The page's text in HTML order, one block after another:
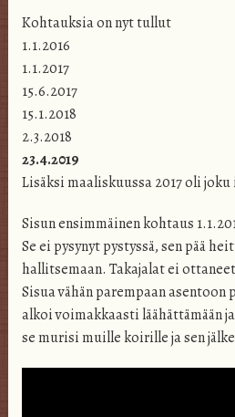
Kohtauksia on nyt tullut
1.1.2016
1.1.2017
15.6.2017
15.1.2018
2.3.2018
23.4.2019
Lisäksi maaliskuussa 2017 oli
Sisun ensimmäinen kohtaus
Se ei pysynyt pystyssä, sen pää
hallitsemaan. Takajalat ei
Sisua vähän parempaan
alkoi voimakkaasti läähättämään
se murisi muille koirille ja sen